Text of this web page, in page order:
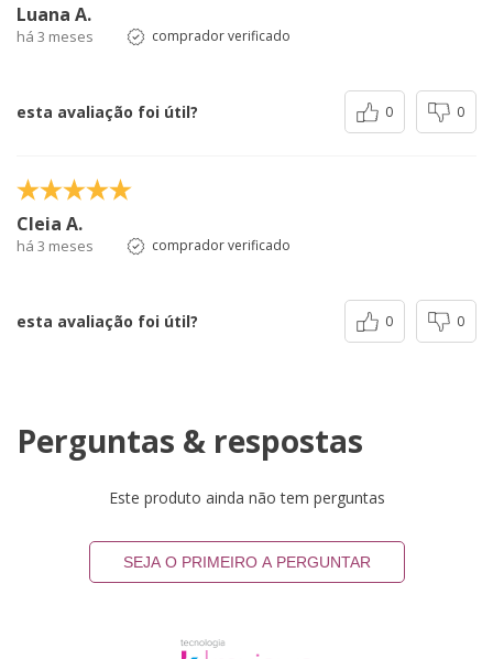
Luana A.
há 3 meses comprador verificado
esta avaliação foi útil? 0 0
Cleia A.
há 3 meses comprador verificado
esta avaliação foi útil? 0 0
Perguntas & respostas
Este produto ainda não tem perguntas
SEJA O PRIMEIRO A PERGUNTAR